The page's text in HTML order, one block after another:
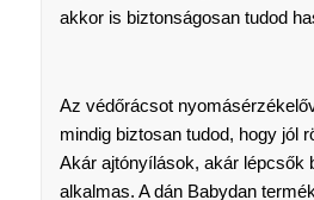
akkor is biztonságosan tudod
Az védőrácsot
mindig biztosan tudod, hogy jól
Akár ajtónyílások, akár lépcsők
alkalmas. A dán Babydan